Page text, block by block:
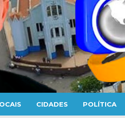
CIDADES POLÍTICA